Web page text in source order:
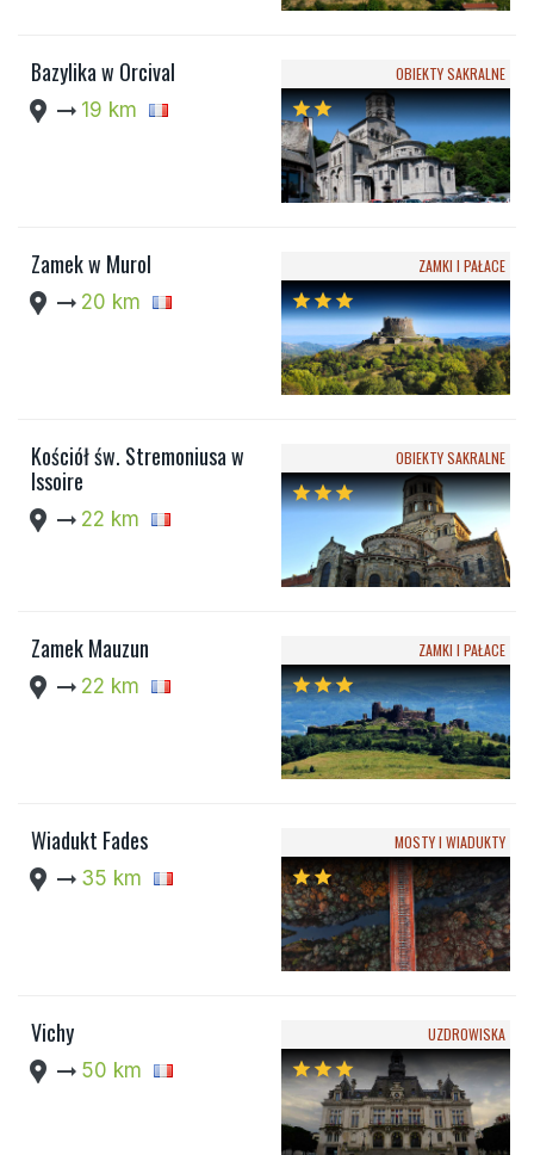
Bazylika w Orcival
location_pin arrow_right_alt 19 km
OBIEKTY SAKRALNE
starstar
Zamek w Murol
location_pin arrow_right_alt 20 km
ZAMKI I PAŁACE
starstarstar
Kościół św. Stremoniusa w
Issoire
location_pin arrow_right_alt 22 km
OBIEKTY SAKRALNE
starstarstar
Zamek Mauzun
location_pin arrow_right_alt 22 km
ZAMKI I PAŁACE
starstarstar
Wiadukt Fades
location_pin arrow_right_alt 35 km
MOSTY I WIADUKTY
starstar
Vichy
location_pin arrow_right_alt 50 km
UZDROWISKA
starstarstar